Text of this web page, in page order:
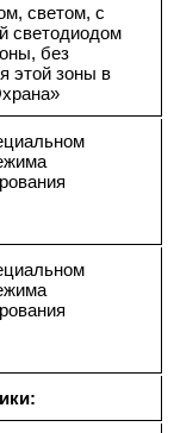
светом, с
светодиодом
без
этой зоны в